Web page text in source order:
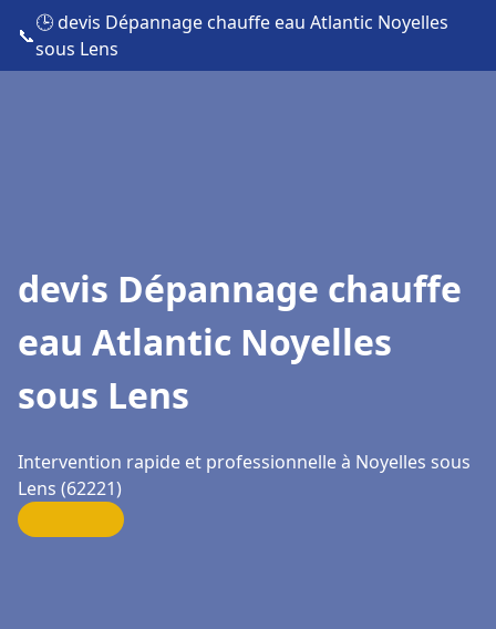
📞
🕒 devis Dépannage chauffe eau Atlantic Noyelles
sous Lens
devis Dépannage chauffe
eau Atlantic Noyelles
sous Lens
Intervention rapide et professionnelle à Noyelles sous
Lens (62221)